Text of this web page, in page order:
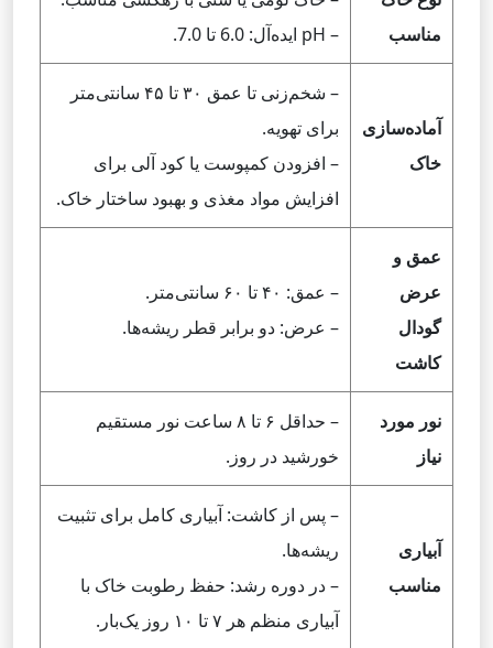
مناسب
– pH ایده‌آل: 6.0 تا 7.0.
آماده‌سازی
خاک
– شخم‌زنی تا عمق ۳۰ تا ۴۵ سانتی‌متر
برای تهویه.
– افزودن کمپوست یا کود آلی برای
افزایش مواد مغذی و بهبود ساختار خاک.
عمق و
عرض
گودال
کاشت
– عمق: ۴۰ تا ۶۰ سانتی‌متر.
– عرض: دو برابر قطر ریشه‌ها.
نور مورد
نیاز
– حداقل ۶ تا ۸ ساعت نور مستقیم
خورشید در روز.
آبیاری
مناسب
– پس از کاشت: آبیاری کامل برای تثبیت
ریشه‌ها.
– در دوره رشد: حفظ رطوبت خاک با
آبیاری منظم هر ۷ تا ۱۰ روز یک‌بار.